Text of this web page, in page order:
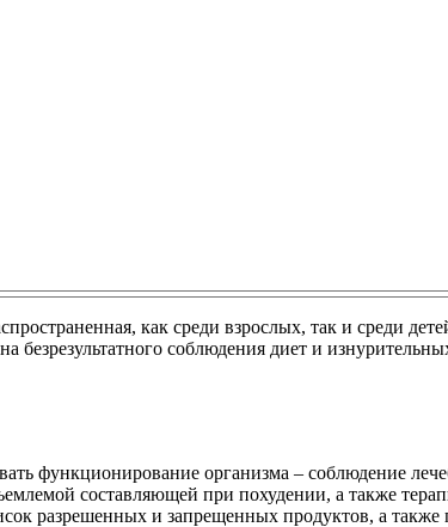
как среди взрослых, так и среди
соблюдения диет и
функционирование организма – соблюдение
составляющей при похудении, а также
разрешенных и запрещенных продуктов, а